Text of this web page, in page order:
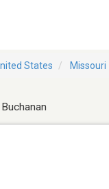
States Missouri